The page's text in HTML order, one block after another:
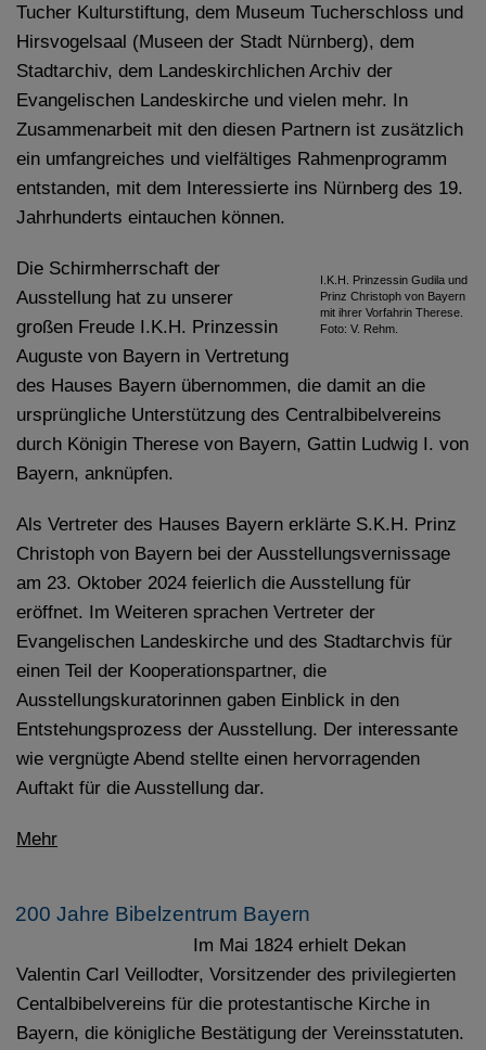
Tucher Kulturstiftung, dem Museum Tucherschloss und
Hirsvogelsaal (Museen der Stadt Nürnberg), dem
Stadtarchiv, dem Landeskirchlichen Archiv der
Evangelischen Landeskirche und vielen mehr. In
Zusammenarbeit mit den diesen Partnern ist zusätzlich
ein umfangreiches und vielfältiges Rahmenprogramm
entstanden, mit dem Interessierte ins Nürnberg des 19.
Jahrhunderts eintauchen können.
I.K.H. Prinzessin Gudila und
Prinz Christoph von Bayern
mit ihrer Vorfahrin Therese.
Foto: V. Rehm.
Die Schirmherrschaft der
Ausstellung hat zu unserer
großen Freude I.K.H. Prinzessin
Auguste von Bayern in Vertretung
des Hauses Bayern übernommen, die damit an die
ursprüngliche Unterstützung des Centralbibelvereins
durch Königin Therese von Bayern, Gattin Ludwig I. von
Bayern, anknüpfen.
Als Vertreter des Hauses Bayern erklärte S.K.H. Prinz
Christoph von Bayern bei der Ausstellungsvernissage
am 23. Oktober 2024 feierlich die Ausstellung für
eröffnet. Im Weiteren sprachen Vertreter der
Evangelischen Landeskirche und des Stadtarchvis für
einen Teil der Kooperationspartner, die
Ausstellungskuratorinnen gaben Einblick in den
Entstehungsprozess der Ausstellung. Der interessante
wie vergnügte Abend stellte einen hervorragenden
Auftakt für die Ausstellung dar.
Mehr
200 Jahre Bibelzentrum Bayern
Im Mai 1824 erhielt Dekan
Valentin Carl Veillodter, Vorsitzender des privilegierten
Centalbibelvereins für die protestantische Kirche in
Bayern, die königliche Bestätigung der Vereinsstatuten.